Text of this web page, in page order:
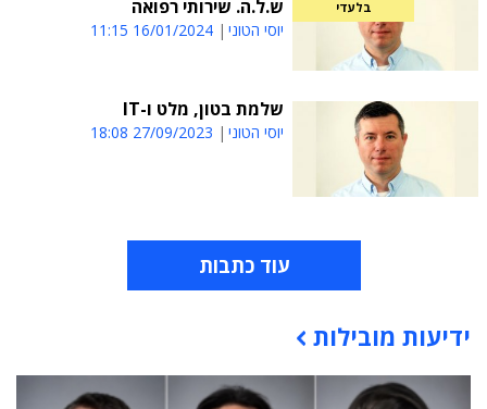
בלעדי
ש.ל.ה. שירותי רפואה
יוסי הטוני 16/01/2024 11:15
שלמת בטון, מלט ו-IT
יוסי הטוני 27/09/2023 18:08
עוד כתבות
תוכן פרסומי
ידיעות מובילות